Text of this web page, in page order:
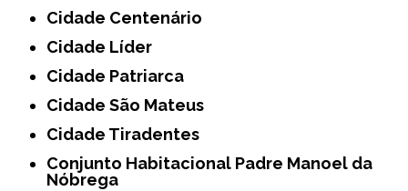
Cidade Centenário
Cidade Líder
Cidade Patriarca
Cidade São Mateus
Cidade Tiradentes
Conjunto Habitacional Padre Manoel da
Nóbrega